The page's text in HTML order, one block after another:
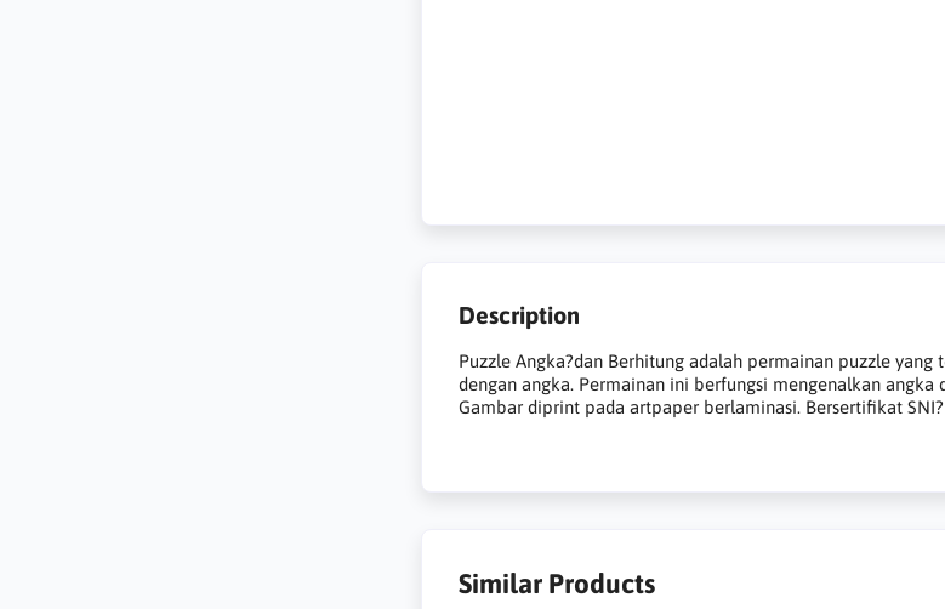
Description
Puzzle Angka?dan Berhitung adalah permainan puzzle
dengan angka. Permainan ini berfungsi mengenalkan
Gambar diprint pada artpaper berlaminasi. Bersertifikat SNI?
Similar Products